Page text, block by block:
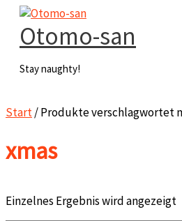
Zum
Inhalt
springen
Otomo-san
Stay naughty!
Start/ Produkte verschlagwortet
xmas
Einzelnes Ergebnis wird angezeigt